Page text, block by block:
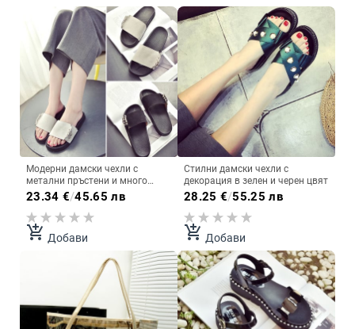
Модерни дамски чехли с
метални пръстени и много
удобни
23.34 €/45.65 лв
add_shopping_cart Добави
Стилни дамски чехли с
декорация в зелен и черен цвят
28.25 €/55.25 лв
add_shopping_cart Добави